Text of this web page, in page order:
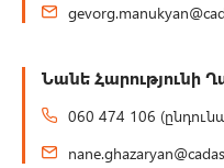
Նանե Հարությունի
060 474 106